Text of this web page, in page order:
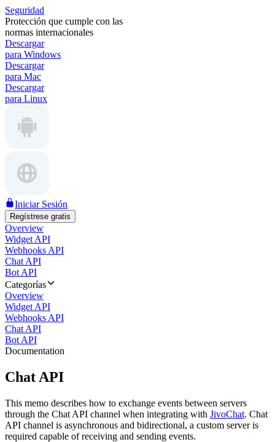
Seguridad
Protección que cumple con las
normas internacionales
Descargar
para Windows
Descargar
para Mac
Descargar
para Linux
Iniciar Sesión
Regístrese gratis
Overview
Widget API
Webhooks API
Chat API
Bot API
Categorías
Overview
Widget API
Webhooks API
Chat API
Bot API
Documentation
Chat API
This memo describes how to exchange events between servers
through the Chat API channel when integrating with JivoChat. Chat
API channel is asynchronous and bidirectional, a custom server is
required capable of receiving and sending events.